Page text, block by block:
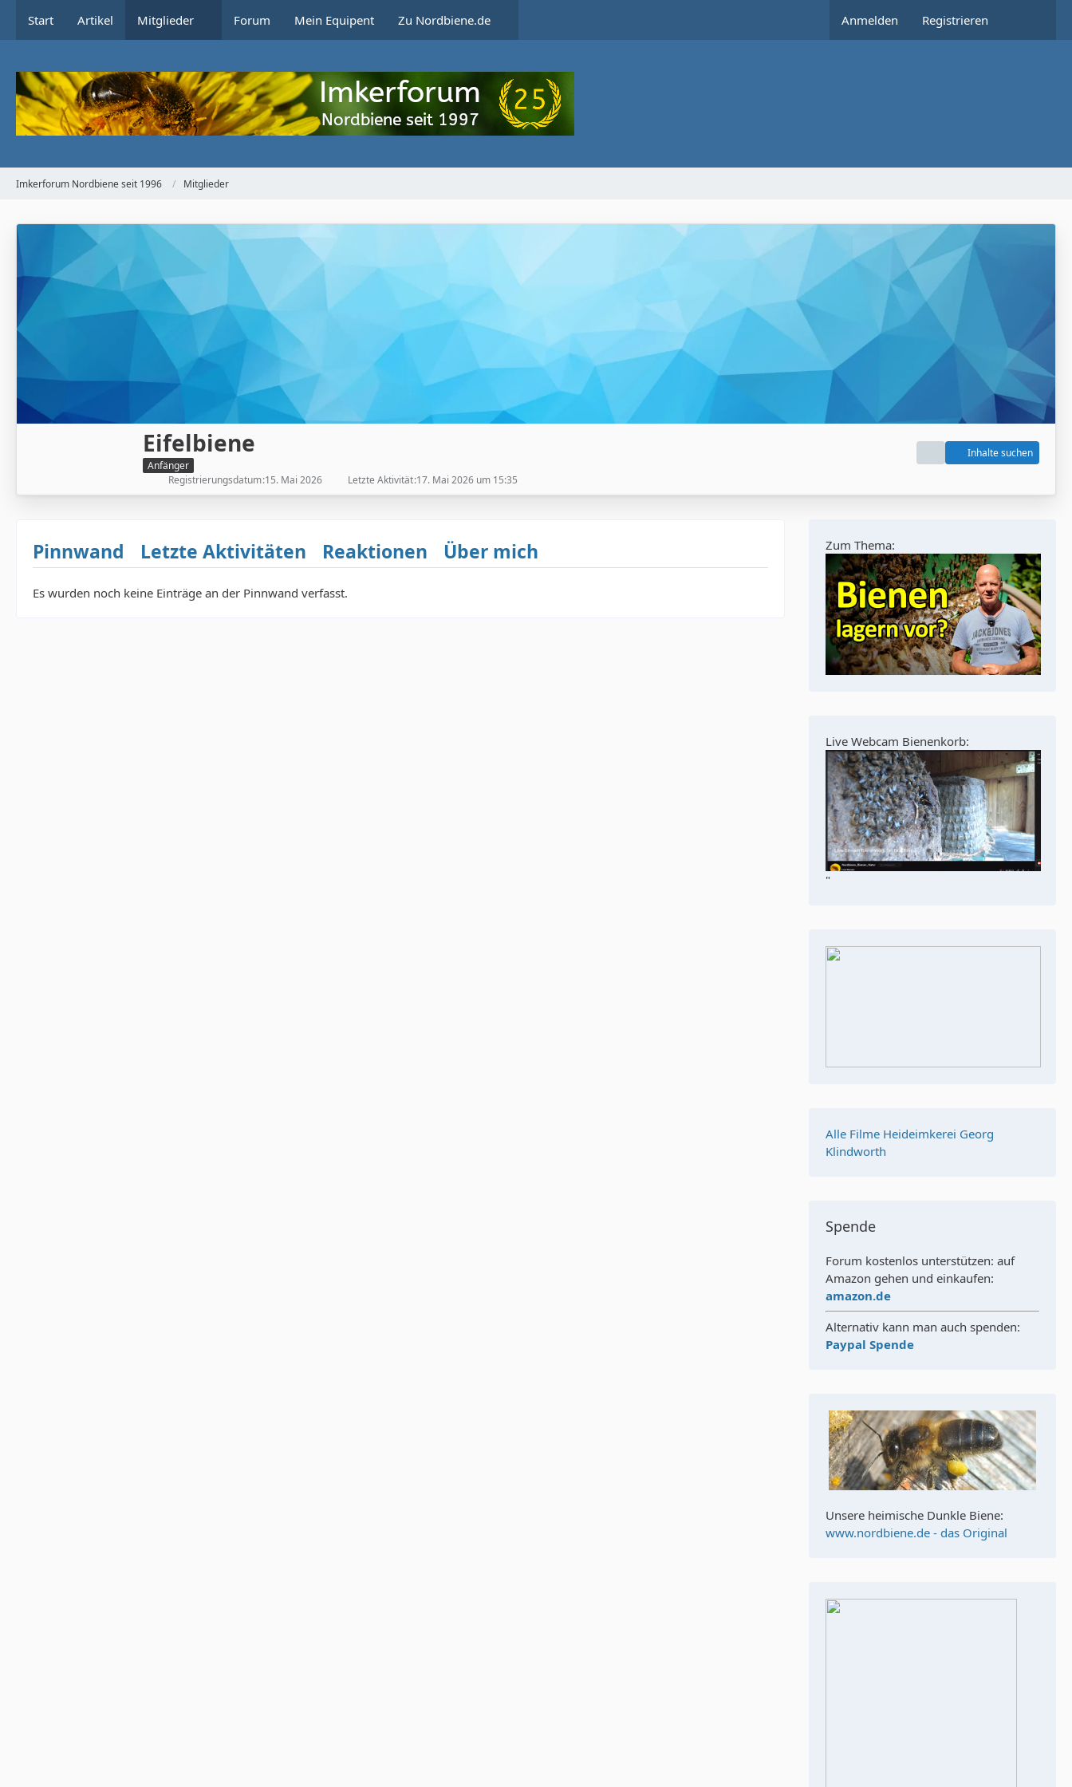
Start Artikel Mitglieder Forum Mein Equipent Zu Nordbiene.de Anmelden Registrieren
Imkerforum Nordbiene seit 1996 Mitglieder
Eifelbiene
Anfänger
Inhalte suchen
Registrierungsdatum 15. Mai 2026 Letzte Aktivität 17. Mai 2026 um 15:35
Pinnwand Letzte Aktivitäten Reaktionen Über mich
Es wurden noch keine Einträge an der Pinnwand verfasst.
Zum Thema:
Live Webcam Bienenkorb:
"
Alle Filme Heideimkerei Georg
Klindworth
Spende
Forum kostenlos unterstützen: auf
Amazon gehen und einkaufen:
amazon.de
Alternativ kann man auch spenden:
Paypal Spende
Unsere heimische Dunkle Biene:
www.nordbiene.de - das Original